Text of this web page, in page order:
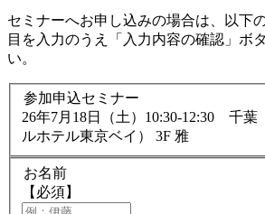
セミナーへお申し込みの場合は、以下
目を入力のうえ「入力内容の確認」ボ
い。
参加申込セミナー
26年7月18日（土）10:30-12:30 千葉
ルホテル東京ベイ） 3F 雅
お名前
【必須】